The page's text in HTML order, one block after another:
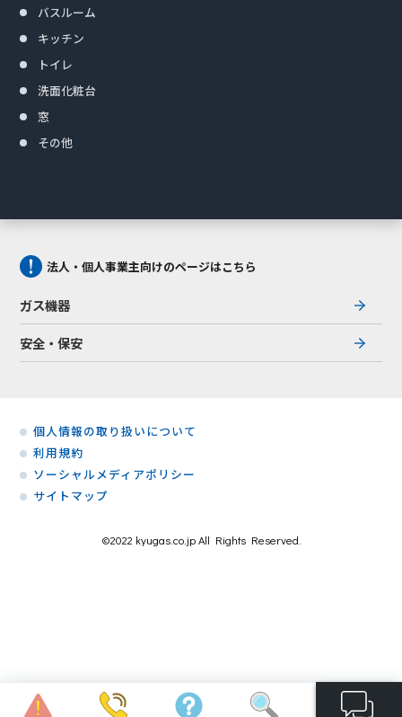
バスルーム
キッチン
トイレ
洗面化粧台
窓
その他
法人・個人事業主向けのページはこちら
ガス機器
安全・保安
個人情報の取り扱いについて
利用規約
ソーシャルメディアポリシー
サイトマップ
©2022 kyugas.co.jp All Rights Reserved.